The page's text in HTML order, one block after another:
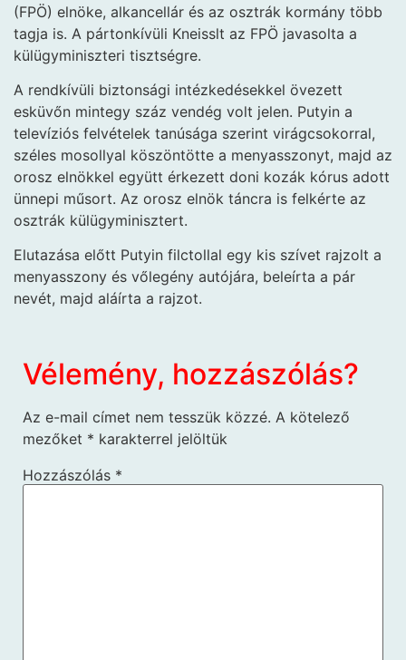
(FPÖ) elnöke, alkancellár és az osztrák kormány több
tagja is. A pártonkívüli Kneisslt az FPÖ javasolta a
külügyminiszteri tisztségre.
A rendkívüli biztonsági intézkedésekkel övezett
esküvőn mintegy száz vendég volt jelen. Putyin a
televíziós felvételek tanúsága szerint virágcsokorral,
széles mosollyal köszöntötte a menyasszonyt, majd az
orosz elnökkel együtt érkezett doni kozák kórus adott
ünnepi műsort. Az orosz elnök táncra is felkérte az
osztrák külügyminisztert.
Elutazása előtt Putyin filctollal egy kis szívet rajzolt a
menyasszony és vőlegény autójára, beleírta a pár
nevét, majd aláírta a rajzot.
Vélemény, hozzászólás?
Az e-mail címet nem tesszük közzé. A kötelező
mezőket * karakterrel jelöltük
Hozzászólás *